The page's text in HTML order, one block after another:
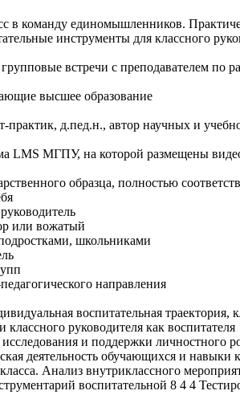
в команду единомышленников.
инструменты для классного
встречи с преподавателем по
высшее образование
практик, д.пед.н., автор научных и
LMS МГПУ, на которой размещены
образца, полностью
или вожатый
школьниками
направления
воспитательная траектория,
руководителя как воспитателя
и поддержки личностного
деятельность обучающихся и
Анализ внутриклассного
воспитательной 8 4 4